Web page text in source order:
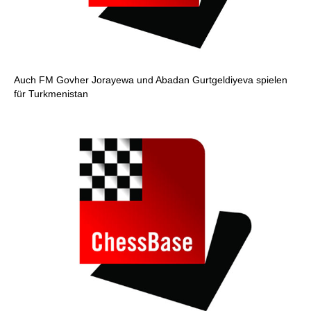
Auch FM Govher Jorayewa und Abadan Gurtgeldiyeva spielen
für Turkmenistan